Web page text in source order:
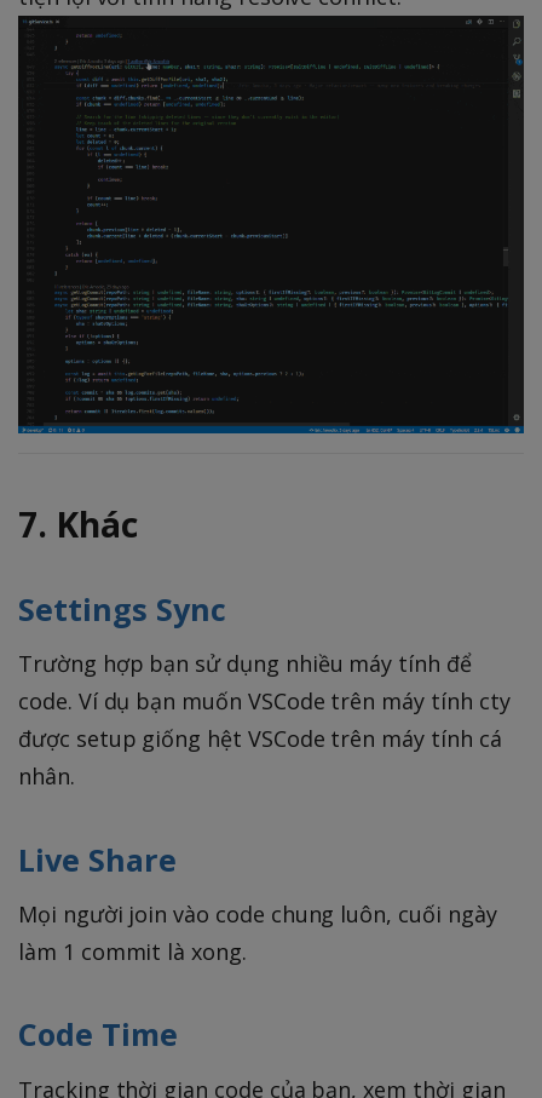
7. Khác
Settings Sync
Trường hợp bạn sử dụng nhiều máy tính để
code. Ví dụ bạn muốn VSCode trên máy tính cty
được setup giống hệt VSCode trên máy tính cá
nhân.
Live Share
Mọi người join vào code chung luôn, cuối ngày
làm 1 commit là xong.
Code Time
Tracking thời gian code của bạn, xem thời gian